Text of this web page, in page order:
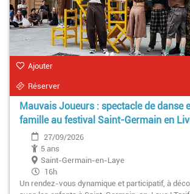
Ajouter
Réserver
Mauvais Joueurs : spectacle de danse
famille au festival Saint-Germain en
27/09/2026
5 ans
Saint-Germain-en-Laye
16h
Un rendez-vous dynamique et participatif, à